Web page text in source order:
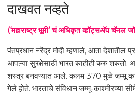
दाखवत नव्हते
(‘महाराष्ट्र भूमी’ चं अधिकृत व्हॉट्सअ‍ॅप चॅनल
पंतप्रधान नरेंद्र मोदी म्हणाले, आता देशातील
आपल्या सुरक्षेसाठी भारत काहीही करु शकतो.
शस्त्र बनवण्यात आले. कलम 370 मुळे जम्मू
गेले होते. भारताचे संविधान जम्मू-काश्मीरच्या